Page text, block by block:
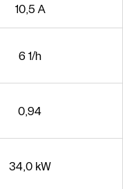
10,5 A
6 1/h
0,94
34,0 kW